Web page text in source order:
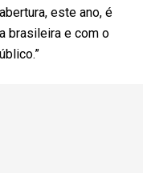
este ano, é
brasileira e com o